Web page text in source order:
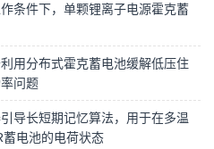
条件下，单颗锂离子电源霍克蓄
用分布式霍克蓄电池缓解低压住
问题
导长短期记忆算法，用于在多温
蓄电池的电荷状态